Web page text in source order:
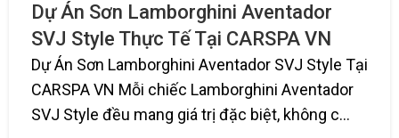
Dự Án Sơn Lamborghini Aventador
SVJ Style Thực Tế Tại CARSPA VN
Dự Án Sơn Lamborghini Aventador SVJ Style Tại
CARSPA VN Mỗi chiếc Lamborghini Aventador
SVJ Style đều mang giá trị đặc biệt, không c...